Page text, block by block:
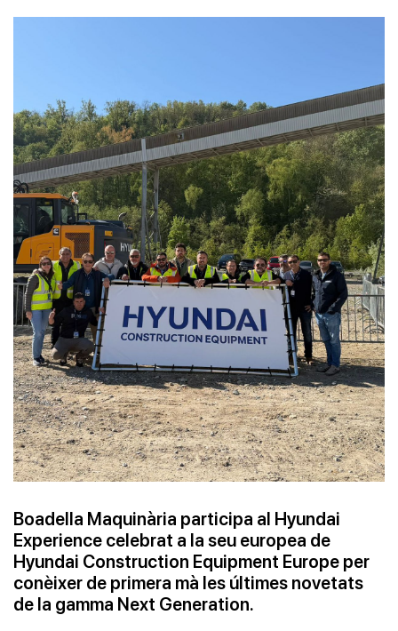
Boadella Maquinària participa al Hyundai
Experience celebrat a la seu europea de
Hyundai Construction Equipment Europe per
conèixer de primera mà les últimes novetats
de la gamma Next Generation.